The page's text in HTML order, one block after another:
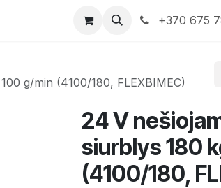
+370 675
g/min (4100/180, FLEXBIMEC)
24 V
siurblys 180
(4100/180,